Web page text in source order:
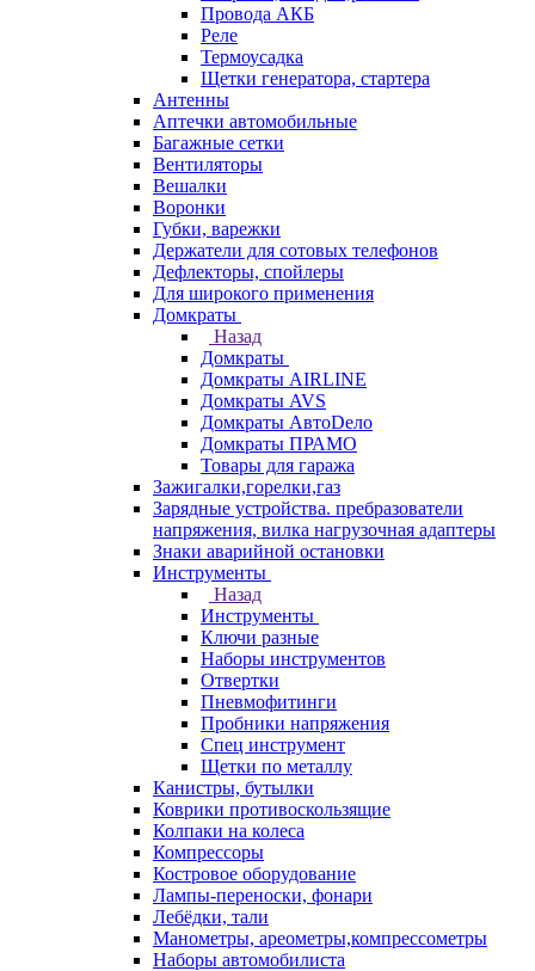
Провода АКБ
Реле
Термоусадка
Щетки генератора, стартера
Антенны
Аптечки автомобильные
Багажные сетки
Вентиляторы
Вешалки
Воронки
Губки, варежки
Держатели для сотовых телефонов
Дефлекторы, спойлеры
Для широкого применения
Домкраты
Назад
Домкраты
Домкраты AIRLINE
Домкраты AVS
Домкраты АвтоDело
Домкраты ПРАМО
Товары для гаража
Зажигалки,горелки,газ
Зарядные устройства. пребразователи
напряжения, вилка нагрузочная адаптеры
Знаки аварийной остановки
Инструменты
Назад
Инструменты
Ключи разные
Наборы инструментов
Отвертки
Пневмофитинги
Пробники напряжения
Спец инструмент
Щетки по металлу
Канистры, бутылки
Коврики противоскользящие
Колпаки на колеса
Компрессоры
Костровое оборудование
Лампы-переноски, фонари
Лебёдки, тали
Манометры, ареометры,компрессометры
Наборы автомобилиста